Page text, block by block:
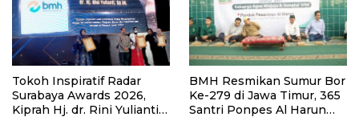
Tokoh Inspiratif Radar
Surabaya Awards 2026,
Kiprah Hj. dr. Rini Yulianti
BMH Resmikan Sumur Bor
Ke-279 di Jawa Timur, 365
Santri Ponpes Al Harun